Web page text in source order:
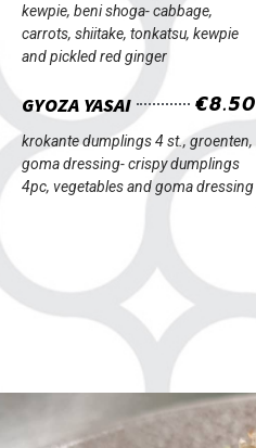
kewpie, beni shoga-cabbage,
carrots, shiitake, tonkatsu, kewpie
and pickled red ginger
GYOZA YASAI €8.50
krokante dumplings 4 st., groenten,
goma dressing-crispy dumplings
4pc, vegetables and goma dressing